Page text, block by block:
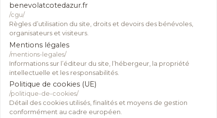
benevolatcotedazur.fr
/cgu/
Règles d’utilisation du site, droits et devoirs des bénévoles,
organisateurs et visiteurs.
Mentions légales
/mentions-legales/
Informations sur l’éditeur du site, l’hébergeur, la propriété
intellectuelle et les responsabilités.
Politique de cookies (UE)
/politique-de-cookies/
Détail des cookies utilisés, finalités et moyens de gestion
conformément au cadre européen.